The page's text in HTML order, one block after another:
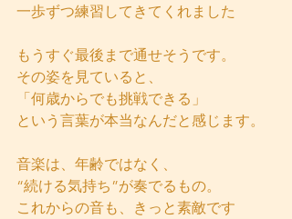
一歩ずつ練習してきてくれました
もうすぐ最後まで通せそうです。
その姿を見ていると、
「何歳からでも挑戦できる」
という言葉が本当なんだと感じます。
音楽は、年齢ではなく、
“続ける気持ち”が奏でるもの。
これからの音も、きっと素敵です